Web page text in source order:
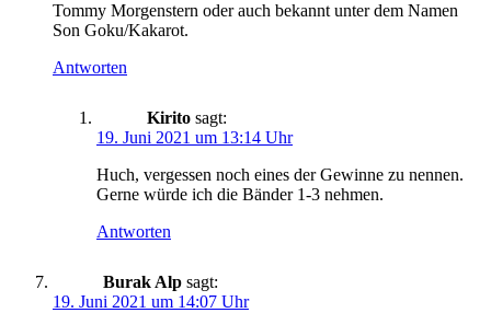
Tommy Morgenstern oder auch bekannt unter dem Namen
Son Goku/Kakarot.
Antworten
Kirito sagt:
19. Juni 2021 um 13:14 Uhr
Huch, vergessen noch eines der Gewinne zu nennen.
Gerne würde ich die Bänder 1-3 nehmen.
Antworten
Burak Alp sagt:
19. Juni 2021 um 14:07 Uhr